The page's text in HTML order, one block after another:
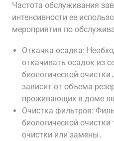
Частота обслуживания
интенсивности ее
мероприятия по
Откачка осадка:
откачивать осадок из
биологической
зависит от объема
проживающих в доме
Очистка фильтров:
биологической очистки
очистки или замены․